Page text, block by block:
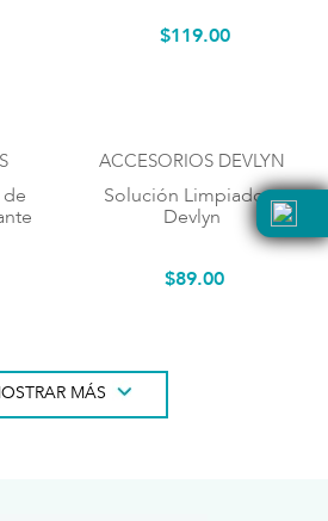
$119.00
ACCESORIOS DEVLYN
Solución Limpiadora
Devlyn
$89.00
MÁS